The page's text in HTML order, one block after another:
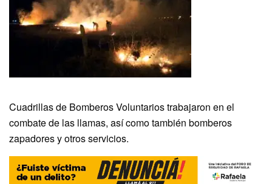
Cuadrillas de Bomberos Voluntarios trabajaron en el
combate de las llamas, así como también bomberos
zapadores y otros servicios.